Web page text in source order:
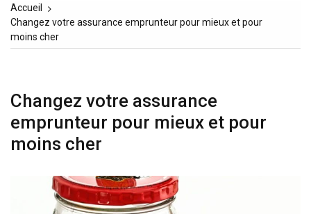
France
Accueil
Changez votre assurance emprunteur pour mieux et pour
moins cher
Changez votre assurance
emprunteur pour mieux et pour
moins cher